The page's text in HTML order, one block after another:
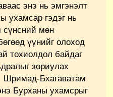
энэ нь эмгэнэлт
ухамсар гэдэг нь
сүнсний мөн
үүнийг олоход
тохиолдол байдаг
зориулах
Шримад-Бхагаватам
Бурханы ухамсрыг